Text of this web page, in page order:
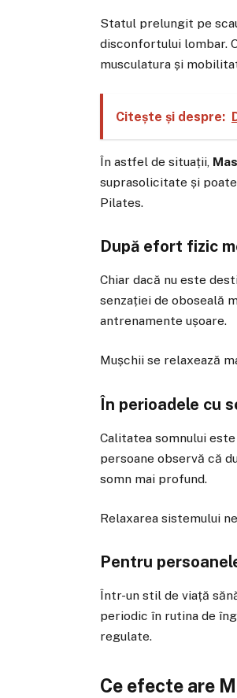
Statul prelungit pe
disconfortului lombar.
musculatura și
Citește și despre:
În astfel de situații,
suprasolicitate și
Pilates.
După efort fizic
Chiar dacă nu este
senzației de oboseală
antrenamente ușoare.
Mușchii se relaxează
În perioadele cu
Calitatea somnului
persoane observă că
somn mai profund.
Relaxarea sistemului
Pentru
Într-un stil de viață
periodic în rutina de
regulate.
Ce efecte are